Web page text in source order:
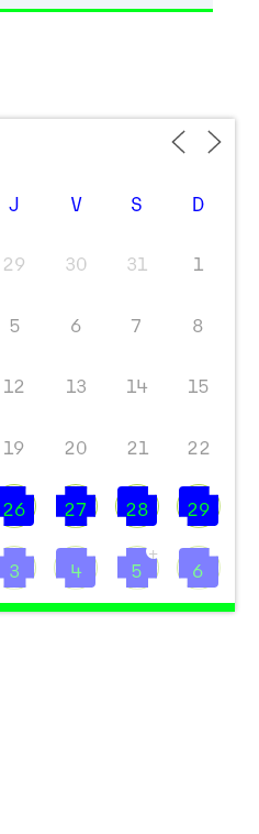
J V S D
29 30 31 1
5 6 7 8
12 13 14 15
19 20 21 22
26 27 28 29
3 4 5
+
6